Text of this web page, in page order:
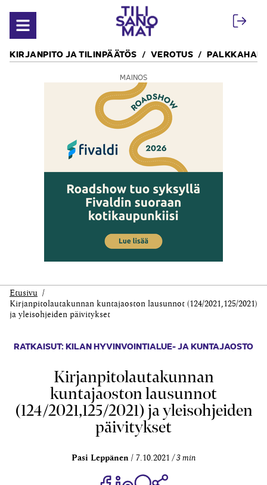
Avaa valikko
KIRJANPITO JA TILINPÄÄTÖS VEROTUS
MAINOS
Etusivu
Kirjanpitolautakunnan kuntajaoston lausunnot (124/2021,125/2021)
ja yleisohjeiden päivitykset
RATKAISUT: KILAN HYVINVOINTIALUE- JA KUNTAJAOSTO
Kirjanpitolautakunnan
kuntajaoston lausunnot
(124/2021,125/2021) ja yleisohjeiden
päivitykset
Pasi Leppänen 7.10.2021 3 min
Jaa Share on Facebook
Jaa Share on LinkedIn
Jaa WhatsApp-viestinä